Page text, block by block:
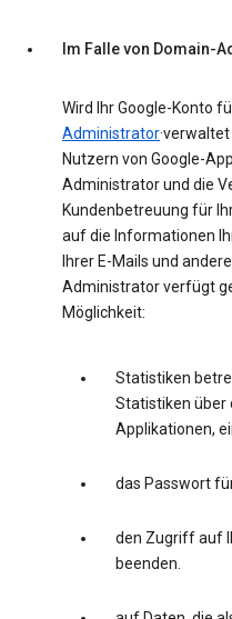
Im Falle von Domain-
Wird Ihr Google-Konto
Administrator
Nutzern von Google-
Administrator und die
Kundenbetreuung für
auf die Informationen
Ihrer E-Mails und
Administrator verfügt
Möglichkeit:
Statistiken
Statistiken über
Applikationen,
das Passwort
den Zugriff auf
beenden.